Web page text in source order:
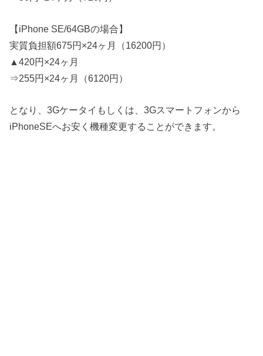
【iPhone SE/64GBの場合】
実質負担額675円×24ヶ月（16200円）
▲420円×24ヶ月
⇒255円×24ヶ月（6120円）
となり、3Gケータイもしくは、3Gスマートフォンから
iPhoneSEへお安く機種変更することができます。